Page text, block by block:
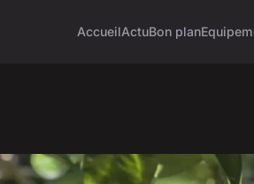
AccueilActuBon plan